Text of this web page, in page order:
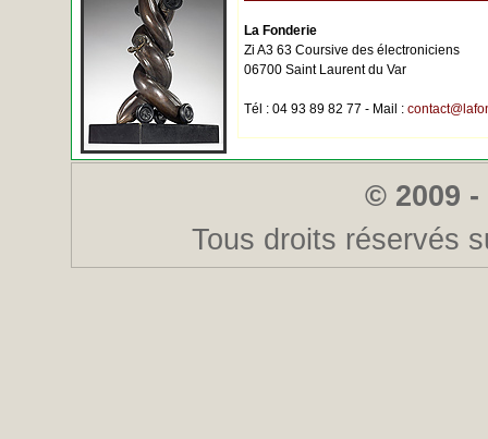
La Fonderie
Zi A3 63 Coursive des électroniciens
06700 Saint Laurent du Var
Tél : 04 93 89 82 77 - Mail :
© 2009
Tous droits réservés